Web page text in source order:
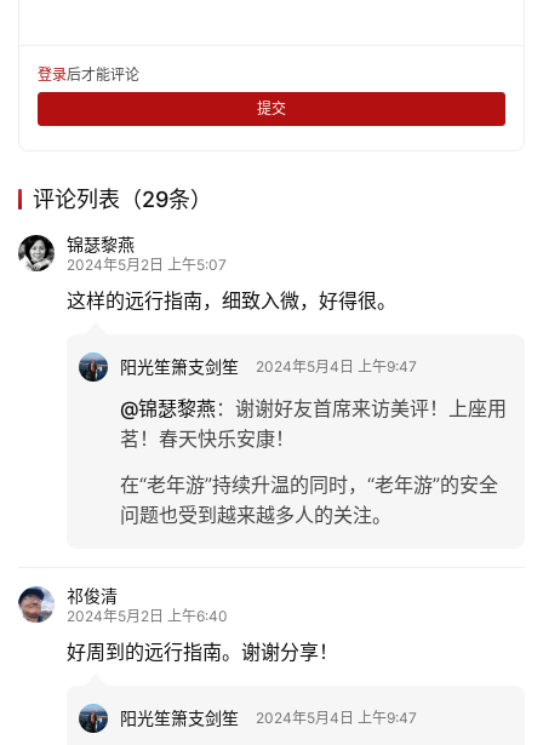
文
化
育
登录
登录后才能评论
提交
评论列表（29条）
锦瑟黎燕
2024年5月2日 上午5:07
这样的远行指南，细致入微，好得很。
阳光笙箫支剑笙 2024年5月4日 上午9:47
@锦瑟黎燕： 谢谢好友首席来访美评！上座用
茗！春天快乐安康！
在“老年游”持续升温的同时，“老年游”的安全
问题也受到越来越多人的关注。
祁俊清
2024年5月2日 上午6:40
好周到的远行指南。谢谢分享！
阳光笙箫支剑笙 2024年5月4日 上午9:47